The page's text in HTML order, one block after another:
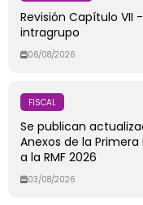
Revisión Capítulo VII
intragrupo
06/08/2026
FISCAL
Se publican
Anexos de la
a la RMF 2026
03/08/2026